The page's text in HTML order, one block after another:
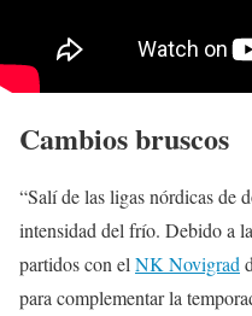
Cambios bruscos
“Salí de las ligas nórdicas de
intensidad del frío. Debido a
partidos con el NK Novigrad
para complementar la